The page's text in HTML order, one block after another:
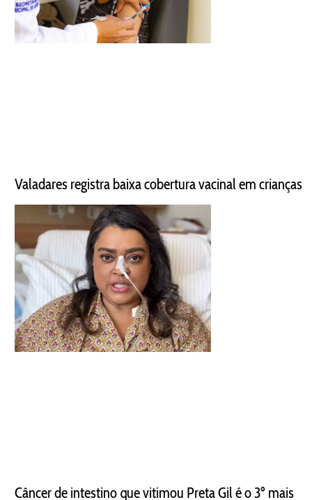
Valadares registra baixa cobertura vacinal em crianças
Câncer de intestino que vitimou Preta Gil é o 3º mais